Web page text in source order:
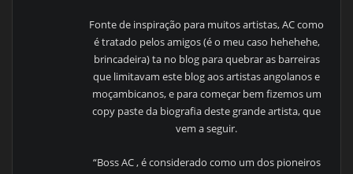
Fonte de inspiração para muitos artistas, AC como
é tratado pelos amigos (é o meu caso hehehehe,
brincadeira) ta no blog para quebrar as barreiras
que limitavam este blog aos artistas angolanos e
moçambicanos, e para começar bem fizemos um
copy paste da biografia deste grande artista, que
vem a seguir.
“Boss AC , é considerado como um dos pioneiros